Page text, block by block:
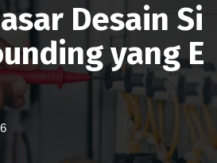
Desain Si
yang E